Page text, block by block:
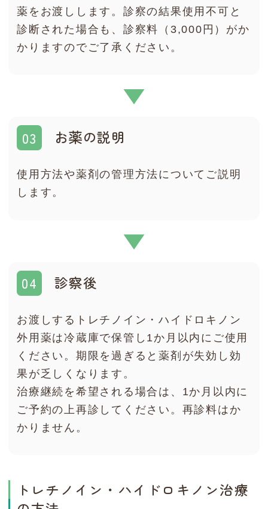
薬をお渡しします。診察の結果使用不可と
診断された場合も、診察料（3,000円）がか
かりますのでご了承ください。
お薬の説明
使用方法や薬剤の管理方法についてご説明
します。
診察後
お渡しするトレチノイン・ハイドロキノン
外用薬は冷蔵庫で保管し1か月以内にご使用
ください。期限を過ぎると薬剤が失効し効
果が乏しくなります。
治療継続を希望される場合は、1か月以内に
ご予約の上再診してください。再診料はか
かりません。
トレチノイン・ハイドロキノン治療